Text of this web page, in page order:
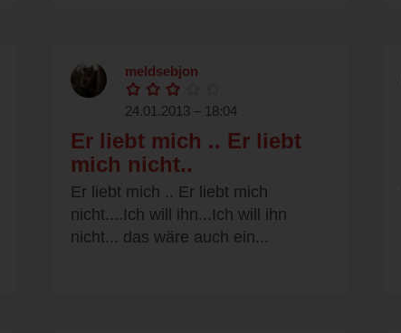
meldsebjon
24.01.2013 – 18:04
Er liebt mich .. Er liebt
mich nicht..
Er liebt mich .. Er liebt mich
nicht....Ich will ihn...Ich will ihn
nicht... das wäre auch ein...